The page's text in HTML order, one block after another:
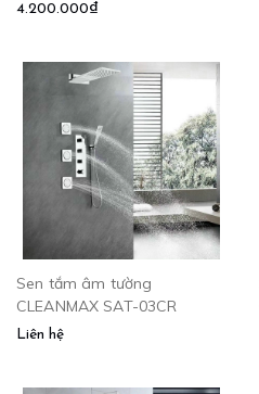
4.200.000₫
Sen tắm âm tường
CLEANMAX SAT-03CR
Liên hệ